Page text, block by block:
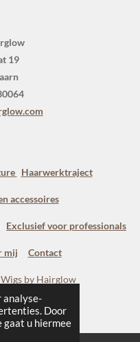
analyse-
Door
gaat u hiermee
19
Haarwerktraject
accessoires
Exclusief voor professionals
mij Contact
by Hairglow
by Hairglow